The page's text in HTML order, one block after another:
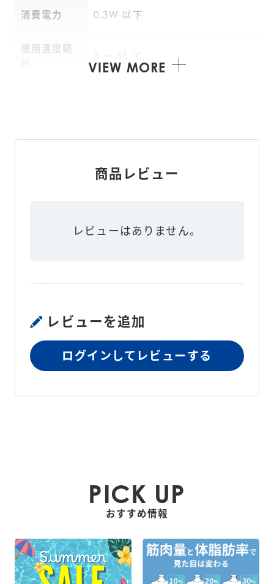
消費電力 0.3W 以下
使用温度範
5 ～ 35 ℃
ACアダプター、取扱説明書
WB-260A（ホワイト）：490478
幅 300mm × 高さ 55mm × 奥行
個装箱寸法
幅 415mm × 高さ 130mm × 奥行
1年
VIEW MORE
商品レビュー
レビューはありません。
レビューを追加
ログインしてレビューする
PICK UP
おすすめ情報